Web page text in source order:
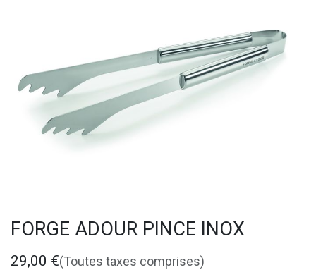
FORGE ADOUR PINCE INOX
29,00 €(Toutes taxes comprises)